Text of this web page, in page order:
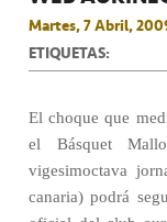
Martes, 7 Abril,
ETIQUETAS:
El choque que
el Básquet
vigesimoctava
canaria) podrá